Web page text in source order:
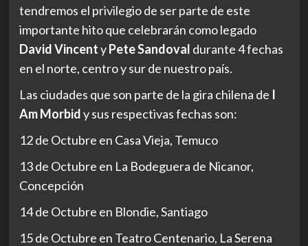
tendremos el privilegio de ser parte de este
importante hito que celebrarán como legado
David VincentyPete Sandoval durante 4 fechas
en el norte, centro y sur de nuestro país.
Las ciudades que son parte de la gira chilena de I
Am Morbidy sus respectivas fechas son:
12 de Octubre en Casa Vieja, Temuco
13 de Octubre en La Bodeguera de Nicanor,
Concepción
14 de Octubre en Blondie, Santiago
15 de Octubre en Teatro Centenario, La Serena